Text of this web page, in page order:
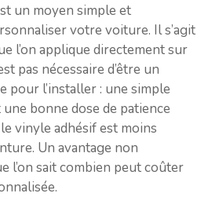
un moyen simple et
votre voiture. Il s’agit
l’on applique directement sur
pas nécessaire d’être un
pour l’installer : une simple
bonne dose de patience
vinyle adhésif est moins
Un avantage non
l’on sait combien peut coûter